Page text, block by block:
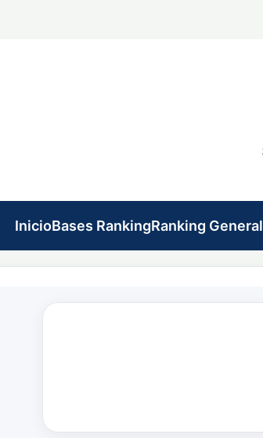
InicioBases RankingRanking General